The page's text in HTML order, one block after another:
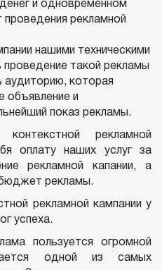
и одновременном
проведения рекламной
нашими техническими
такой рекламы
аудиторию, которая
объявление и
показ рекламы.
рекламной
оплату наших услуг за
рекламной капании, а
рекламы.
рекламной кампании у
успеха.
пользуется огромной
одной из самых